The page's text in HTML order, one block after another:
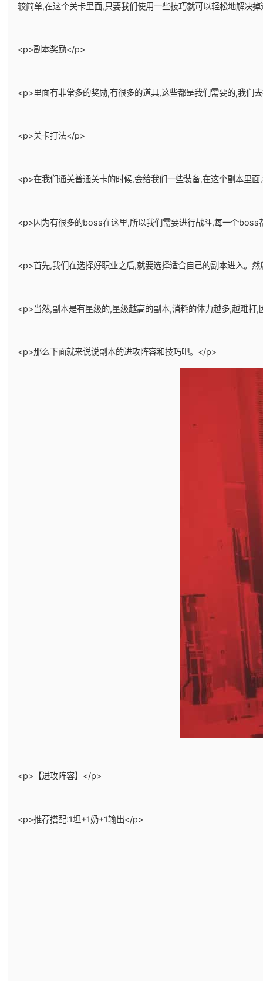
较简单,在这个关卡里面,只要我们使用一些技巧就可以轻松地解决
<p>副本奖励</p>
<p>里面有非常多的奖励,有很多的道具,这些都是我们需要的,我们
<p>关卡打法</p>
<p>在我们通关普通关卡的时候,会给我们一些装备,在这个副本里
<p>因为有很多的boss在这里,所以我们需要进行战斗,每一个
<p>首先,我们在选择好职业之后,就要选择适合自己的副本进入。
<p>当然,副本是有星级的,星级越高的副本,消耗的体力越多,越难
<p>那么下面就来说说副本的进攻阵容和技巧吧。</p>
<p>【进攻阵容】</p>
<p>推荐搭配:1坦+1奶+1输出</p>